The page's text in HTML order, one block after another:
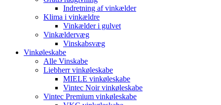
Indretning af vinkælder
Klima i vinkældre
Vinkælder i gulvet
Vinkældervæg
Vinskabsvæg
Vinkøleskabe
Alle Vinskabe
Liebherr vinkøleskabe
MIELE vinkøleskabe
Vintec Noir vinkøleskabe
Vintec Premium vinkøleskabe